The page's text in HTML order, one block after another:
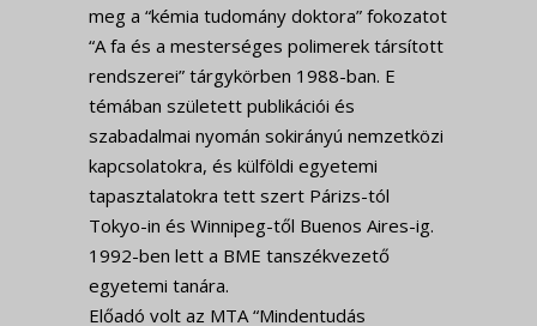
meg a “kémia tudomány doktora” fokozatot
“A fa és a mesterséges polimerek társított
rendszerei” tárgykörben 1988-ban. E
témában született publikációi és
szabadalmai nyomán sokirányú nemzetközi
kapcsolatokra, és külföldi egyetemi
tapasztalatokra tett szert Párizs-tól
Tokyo-in és Winnipeg-től Buenos Aires-ig.
1992-ben lett a BME tanszékvezető
egyetemi tanára.
Előadó volt az MTA “Mindentudás